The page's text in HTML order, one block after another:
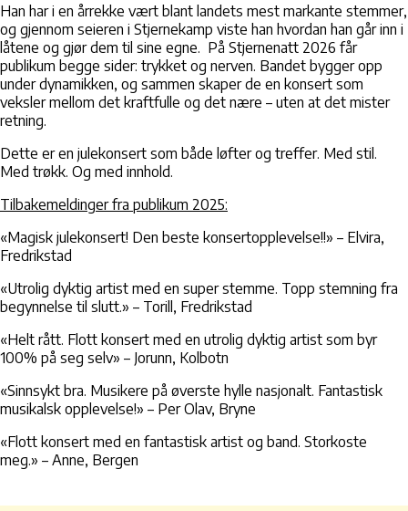
Han har i en årrekke vært blant landets mest markante stemmer,
og gjennom seieren i Stjernekamp viste han hvordan han går inn i
låtene og gjør dem til sine egne. På Stjernenatt 2026 får
publikum begge sider: trykket og nerven. Bandet bygger opp
under dynamikken, og sammen skaper de en konsert som
veksler mellom det kraftfulle og det nære – uten at det mister
retning.
Dette er en julekonsert som både løfter og treffer. Med stil.
Med trøkk. Og med innhold.
Tilbakemeldinger fra publikum 2025:
«Magisk julekonsert! Den beste konsertopplevelse!!» – Elvira,
Fredrikstad
«Utrolig dyktig artist med en super stemme. Topp stemning fra
begynnelse til slutt.» – Torill, Fredrikstad
«Helt rått. Flott konsert med en utrolig dyktig artist som byr
100% på seg selv» – Jorunn, Kolbotn
«Sinnsykt bra. Musikere på øverste hylle nasjonalt. Fantastisk
musikalsk opplevelse!» – Per Olav, Bryne
«Flott konsert med en fantastisk artist og band. Storkoste
meg.» – Anne, Bergen